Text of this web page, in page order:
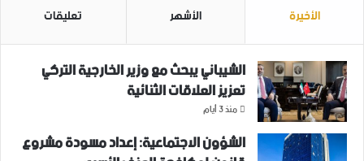
الأخيرة الأشهر تعليقات
الشيباني يبحث مع وزير الخارجية التركي
تعزيز العلاقات الثنائية
منذ 3 أيام
الشؤون الاجتماعية: إعداد مسودة مشروع